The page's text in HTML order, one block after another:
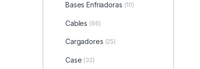
Bases Enfriadoras (10)
Cables (66)
Cargadores (25)
Case (32)